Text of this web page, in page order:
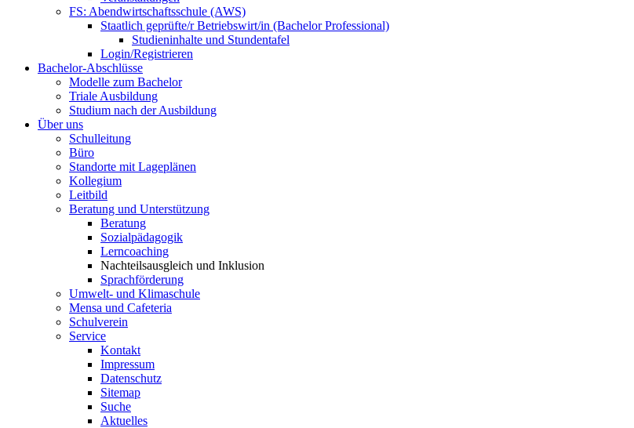
FS: Abendwirtschaftsschule (AWS)
Staatlich geprüfte/r Betriebswirt/in (Bachelor Professional)
Studieninhalte und Stundentafel
Login/Registrieren
Bachelor-Abschlüsse
Modelle zum Bachelor
Triale Ausbildung
Studium nach der Ausbildung
Über uns
Schulleitung
Büro
Standorte mit Lageplänen
Kollegium
Leitbild
Beratung und Unterstützung
Beratung
Sozialpädagogik
Lerncoaching
Nachteilsausgleich und Inklusion
Sprachförderung
Umwelt- und Klimaschule
Mensa und Cafeteria
Schulverein
Service
Kontakt
Impressum
Datenschutz
Sitemap
Suche
Aktuelles